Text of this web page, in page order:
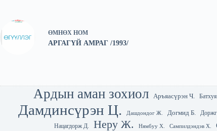
ӨМНӨХ НОМ
АРГАГҮЙ АМРАГ /1993/
Ардын аман зохиол Аръяасүрэн Ч.
Дамдинсүрэн Ц. Дашдондог Ж. Догмид Б.
Нацагдорж Д. Неру Ж. Нямбуу Х. Сампилдэндэв Х.